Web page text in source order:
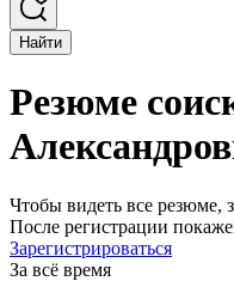
Найти
Резюме
Чтобы видеть все резюме,
После регистрации
Зарегистрироваться
За всё время